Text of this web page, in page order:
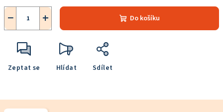
+
− Do košíku
Zeptat se Hlídat Sdílet